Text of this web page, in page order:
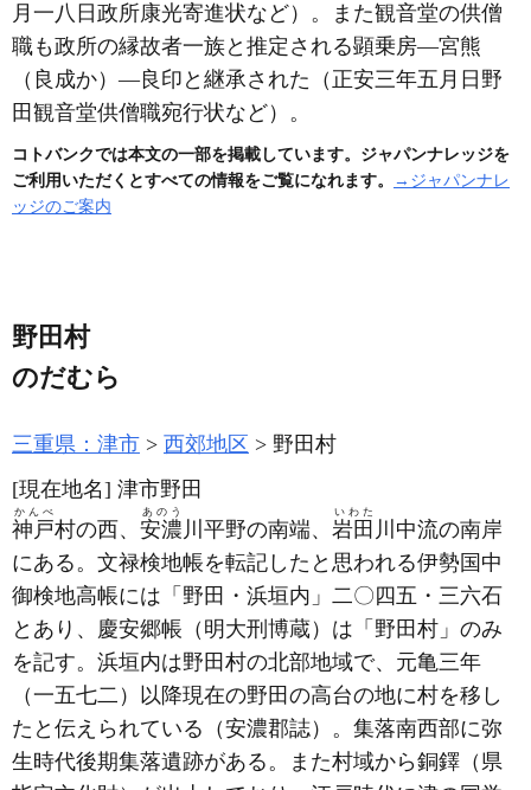
月一八日政所康光寄進状など） 。また観音堂の供僧
職も政所の縁故者一族と推定される顕乗房―宮熊
（良成か）―良印と継承された （正安三年五月日野
田観音堂供僧職宛行状など） 。
コトバンクでは本文の一部を掲載しています。ジャパンナレッジを
ご利用いただくとすべての情報をご覧になれます。
→ジャパンナレ
ッジのご案内
野田村
のだむら
三重県：津市 西郊地区
野田村
[現在地名] 津市野田
神戸
かんべ
村の西、 安濃
あのう
川平野の南端、 岩田
いわた
川中流の南岸
にある。文禄検地帳を転記したと思われる伊勢国中
御検地高帳には「野田・浜垣内」二〇四五・三六石
とあり、慶安郷帳 （明大刑博蔵） は「野田村」のみ
を記す。浜垣内は野田村の北部地域で、元亀三年
（一五七二） 以降現在の野田の高台の地に村を移し
たと伝えられている （安濃郡誌） 。集落南西部に弥
生時代後期集落遺跡がある。また村域から銅鐸 （県